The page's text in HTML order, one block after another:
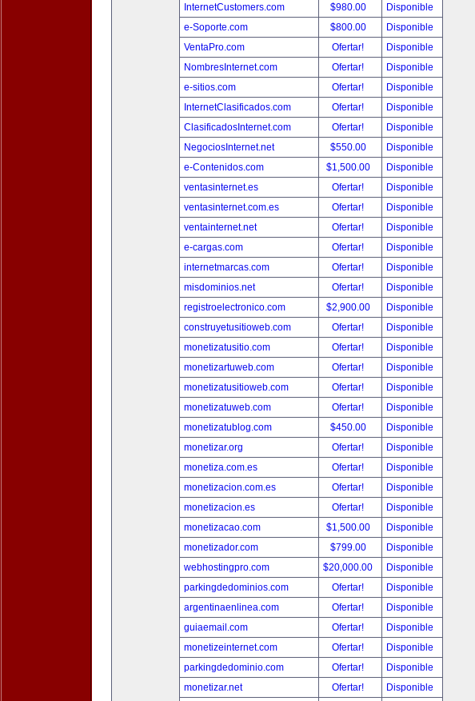
InternetCustomers.com
$980.00
Disponible
e-Soporte.com
$800.00
Disponible
VentaPro.com
Ofertar!
Disponible
NombresInternet.com
Ofertar!
Disponible
e-sitios.com
Ofertar!
Disponible
InternetClasificados.com
Ofertar!
Disponible
ClasificadosInternet.com
Ofertar!
Disponible
NegociosInternet.net
$550.00
Disponible
e-Contenidos.com
$1,500.00
Disponible
ventasinternet.es
Ofertar!
Disponible
ventasinternet.com.es
Ofertar!
Disponible
ventainternet.net
Ofertar!
Disponible
e-cargas.com
Ofertar!
Disponible
internetmarcas.com
Ofertar!
Disponible
misdominios.net
Ofertar!
Disponible
registroelectronico.com
$2,900.00
Disponible
construyetusitioweb.com
Ofertar!
Disponible
monetizatusitio.com
Ofertar!
Disponible
monetizartuweb.com
Ofertar!
Disponible
monetizatusitioweb.com
Ofertar!
Disponible
monetizatuweb.com
Ofertar!
Disponible
monetizatublog.com
$450.00
Disponible
monetizar.org
Ofertar!
Disponible
monetiza.com.es
Ofertar!
Disponible
monetizacion.com.es
Ofertar!
Disponible
monetizacion.es
Ofertar!
Disponible
monetizacao.com
$1,500.00
Disponible
monetizador.com
$799.00
Disponible
webhostingpro.com
$20,000.00
Disponible
parkingdedominios.com
Ofertar!
Disponible
argentinaenlinea.com
Ofertar!
Disponible
guiaemail.com
Ofertar!
Disponible
monetizeinternet.com
Ofertar!
Disponible
parkingdedominio.com
Ofertar!
Disponible
monetizar.net
Ofertar!
Disponible